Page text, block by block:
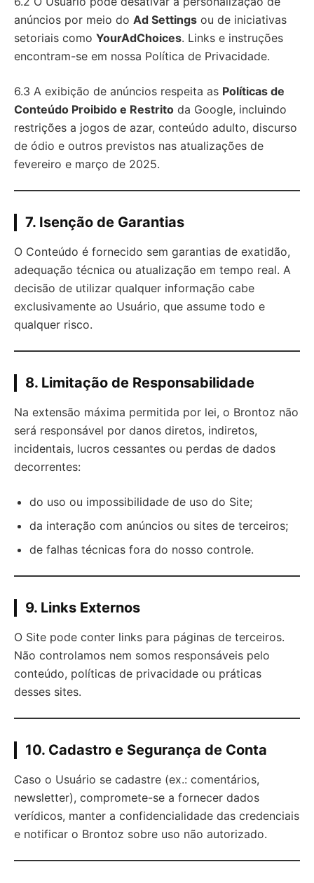
anúncios por meio do Ad Settings ou de iniciativas
setoriais como YourAdChoices. Links e instruções
encontram-se em nossa Política de Privacidade.
6.3 A exibição de anúncios respeita as Políticas de
Conteúdo Proibido e Restrito da Google, incluindo
restrições a jogos de azar, conteúdo adulto, discurso
de ódio e outros previstos nas atualizações de
fevereiro e março de 2025.
7. Isenção de Garantias
O Conteúdo é fornecido sem garantias de exatidão,
adequação técnica ou atualização em tempo real. A
decisão de utilizar qualquer informação cabe
exclusivamente ao Usuário, que assume todo e
qualquer risco.
8. Limitação de Responsabilidade
Na extensão máxima permitida por lei, o Brontoz não
será responsável por danos diretos, indiretos,
incidentais, lucros cessantes ou perdas de dados
decorrentes:
do uso ou impossibilidade de uso do Site;
da interação com anúncios ou sites de terceiros;
de falhas técnicas fora do nosso controle.
9. Links Externos
O Site pode conter links para páginas de terceiros.
Não controlamos nem somos responsáveis pelo
conteúdo, políticas de privacidade ou práticas
desses sites.
10. Cadastro e Segurança de Conta
Caso o Usuário se cadastre (ex.: comentários,
newsletter), compromete-se a fornecer dados
verídicos, manter a confidencialidade das credenciais
e notificar o Brontoz sobre uso não autorizado.